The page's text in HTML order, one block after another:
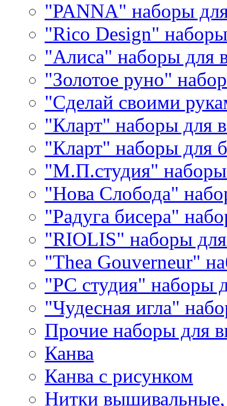
"PANNA" наборы
"Rico Design"
"Алиса" наборы для
"Золотое руно"
"Сделай своими
"Кларт" наборы для
"Кларт" наборы для
"М.П.студия"
"Нова Слобода"
"Радуга бисера"
"RIOLIS" наборы
"Thea Gouverneur"
"РС студия" наборы
"Чудесная игла"
Прочие наборы для
Канва
Канва с рисунком
Нитки